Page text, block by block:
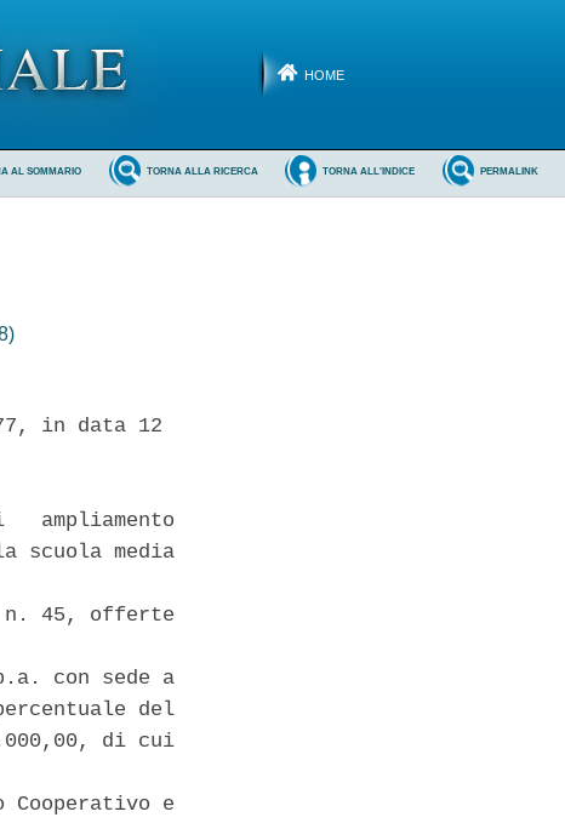
HOME
PERMALINK
TORNA ALL'INDICE
TORNA ALLA RICERCA
AL SOMMARIO
in data 12
ampliamento
scuola media
45, offerte
con sede a
del
di cui
Cooperativo e